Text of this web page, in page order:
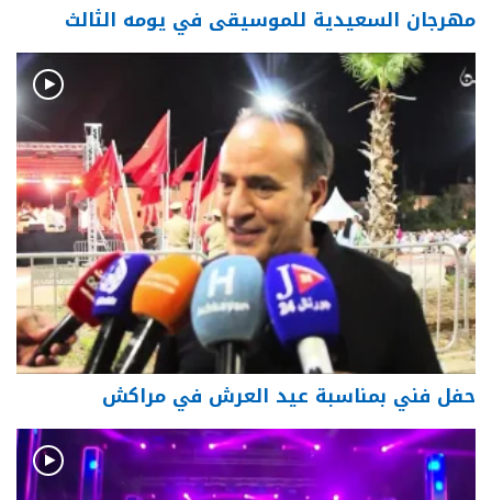
مهرجان السعيدية للموسيقى في يومه الثالث
حفل فني بمناسبة عيد العرش في مراكش